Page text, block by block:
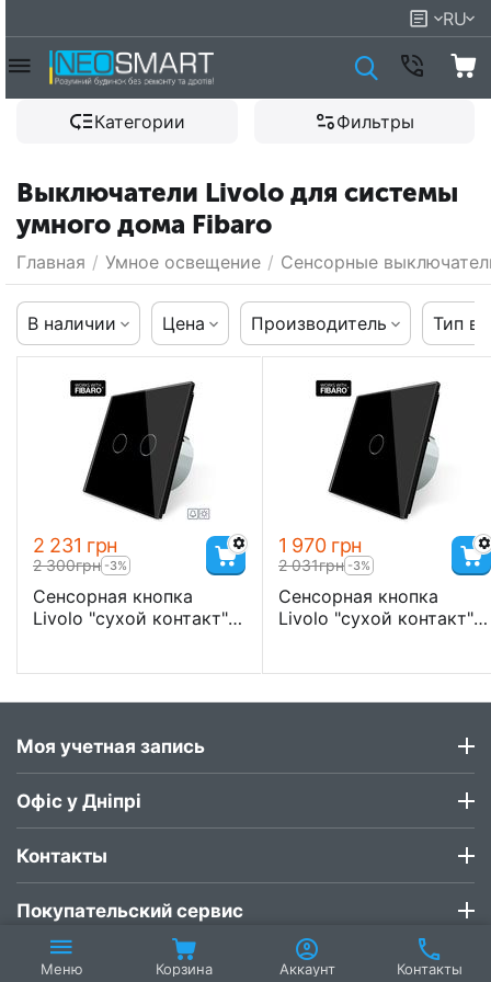
RU
Категории Фильтры
Выключатели Livolo для системы
умного дома Fibaro
Главная / Умное освещение / Сенсорные
В наличии Цена Производитель Тип
2 231 грн
2 300грн -3%
Сенсорная кнопка
Livolo "сухой контакт" 2
1 970 грн
2 031грн -3%
Сенсорная кнопка
Livolo "сухой контакт" 1
Моя учетная запись
Офіс у Дніпрі
Контакты
Покупательский сервис
Меню Корзина Аккаунт Контакты